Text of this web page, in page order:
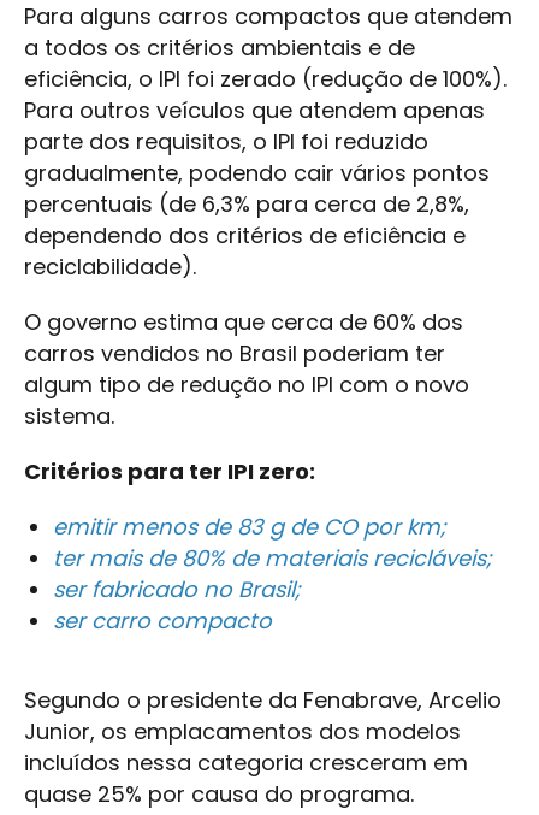
Para alguns carros compactos que atendem
a todos os critérios ambientais e de
eficiência, o IPI foi zerado (redução de 100%).
Para outros veículos que atendem apenas
parte dos requisitos, o IPI foi reduzido
gradualmente, podendo cair vários pontos
percentuais (de 6,3% para cerca de 2,8%,
dependendo dos critérios de eficiência e
reciclabilidade).
O governo estima que cerca de 60% dos
carros vendidos no Brasil poderiam ter
algum tipo de redução no IPI com o novo
sistema.
Critérios para ter IPI zero:
emitir menos de 83 g de CO por km;
ter mais de 80% de materiais recicláveis;
ser fabricado no Brasil;
ser carro compacto
Segundo o presidente da Fenabrave, Arcelio
Junior, os emplacamentos dos modelos
incluídos nessa categoria cresceram em
quase 25% por causa do programa.